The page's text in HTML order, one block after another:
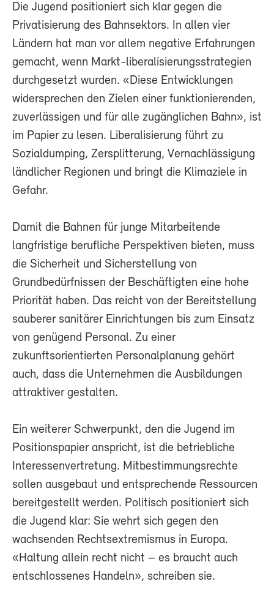
Die Jugend positioniert sich klar gegen die
Privatisierung des Bahnsektors. In allen vier
Ländern hat man vor allem negative Erfahrungen
gemacht, wenn Markt-liberalisierungsstrategien
durchgesetzt wurden. «Diese Entwicklungen
widersprechen den Zielen einer funktionierenden,
zuverlässigen und für alle zugänglichen Bahn», ist
im Papier zu lesen. Liberalisierung führt zu
Sozialdumping, Zersplitterung, Vernachlässigung
ländlicher Regionen und bringt die Klimaziele in
Gefahr.
Damit die Bahnen für junge Mitarbeitende
langfristige berufliche Perspektiven bieten, muss
die Sicherheit und Sicherstellung von
Grundbedürfnissen der Beschäftigten eine hohe
Priorität haben. Das reicht von der Bereitstellung
sauberer sanitärer Einrichtungen bis zum Einsatz
von genügend Personal. Zu einer
zukunftsorientierten Personalplanung gehört
auch, dass die Unternehmen die Ausbildungen
attraktiver gestalten.
Ein weiterer Schwerpunkt, den die Jugend im
Positionspapier anspricht, ist die betriebliche
Interessenvertretung. Mitbestimmungsrechte
sollen ausgebaut und entsprechende Ressourcen
bereitgestellt werden. Politisch positioniert sich
die Jugend klar: Sie wehrt sich gegen den
wachsenden Rechtsextremismus in Europa.
«Haltung allein recht nicht – es braucht auch
entschlossenes Handeln», schreiben sie.